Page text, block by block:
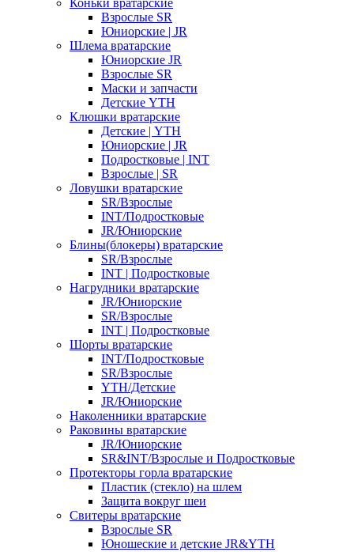
Коньки вратарские
Взрослые SR
Юниорские | JR
Шлема вратарские
Юниорские JR
Взрослые SR
Маски и запчасти
Детские YTH
Клюшки вратарские
Детские | YTH
Юниорские | JR
Подростковые | INT
Взрослые | SR
Ловушки вратарские
SR/Взрослые
INT/Подростковые
JR/Юниорские
Блины(блокеры) вратарские
SR/Взрослые
INT | Подростковые
Нагрудники вратарские
JR/Юниорские
SR/Взрослые
INT | Подростковые
Шорты вратарские
INT/Подростковые
SR/Взрослые
YTH/Детские
JR/Юниорские
Наколенники вратарские
Раковины вратарские
JR/Юниорские
SR&INT/Взрослые и Подростковые
Протекторы горла вратарские
Пластик (стекло) на шлем
Защита вокруг шеи
Свитеры вратарские
Взрослые SR
Юношеские и детские JR&YTH